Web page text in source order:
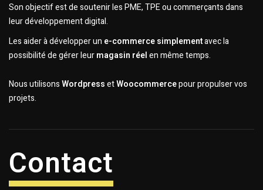
Son objectif est de soutenir les PME, TPE ou commerçants dans
leur développement digital.
Les aider à développer un e-commerce simplementavec la
possibilité de gérer leurmagasin réelen même temps.
Nous utilisonsWordpressetWoocommercepour propulser vos
projets.
Contact